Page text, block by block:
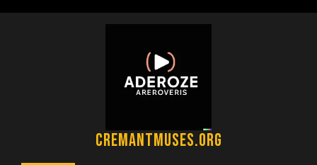
cremantmuses.org